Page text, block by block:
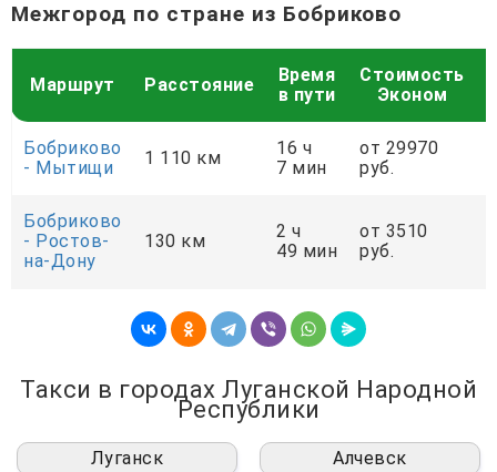
Межгород по стране из Бобриково
Маршрут Расстояние
Время
в пути
Стоимость
Эконом
Бобриково
- Мытищи
1 110 км
16 ч
7 мин
от 29970
руб.
Бобриково
- Ростов-
на-Дону
130 км
2 ч
49 мин
от 3510
руб.
Такси в городах Луганской Народной
Республики
Луганск Алчевск